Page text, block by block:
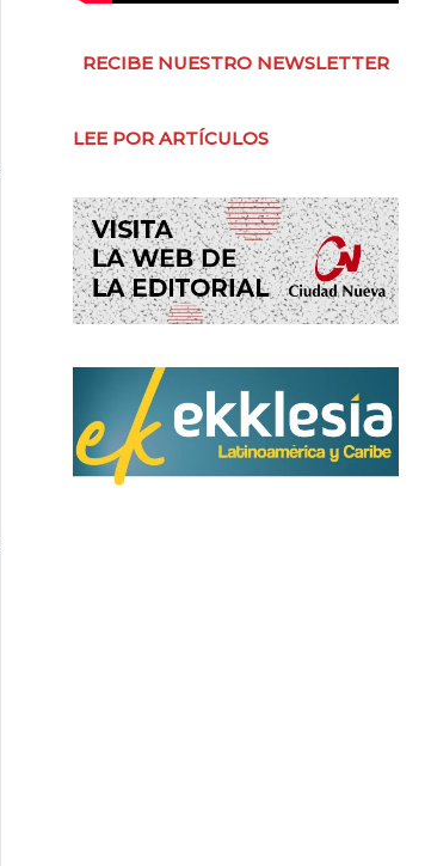
RECIBE NUESTRO NEWSLETTER
LEE POR ARTÍCULOS